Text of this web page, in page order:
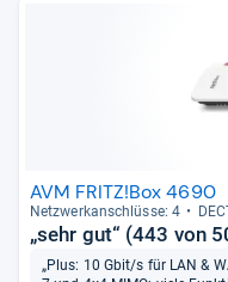
AVM FRITZ!Box 4690
Netz­werk­an­schlüsse: 4
„sehr gut“ (443 von
„Plus: 10 Gbit/s für LAN &